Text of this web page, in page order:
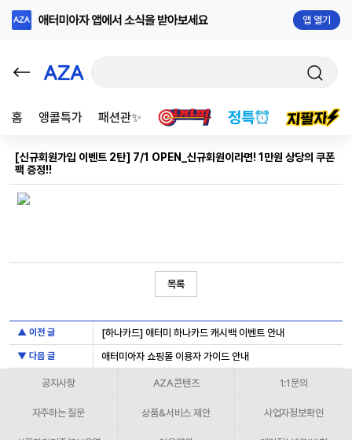
앱 열기
홈 앵콜특가 패션관✨
[신규회원가입 이벤트 2탄] 7/1 OPEN_신규회원이라면! 1만원 상당의 쿠폰
팩 증정!!
목록
▲ 이전 글 [하나카드] 애터미 하나카드 캐시백 이벤트 안내
▼ 다음 글 애터미아자 쇼핑몰 이용자 가이드 안내
공지사항 AZA콘텐츠 1:1문의
자주하는 질문 상품&서비스 제안 사업자정보확인